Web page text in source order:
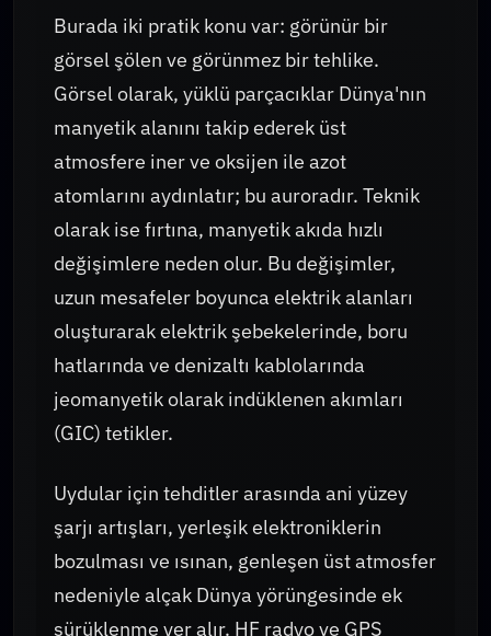
Burada iki pratik konu var: görünür bir
görsel şölen ve görünmez bir tehlike.
Görsel olarak, yüklü parçacıklar Dünya'nın
manyetik alanını takip ederek üst
atmosfere iner ve oksijen ile azot
atomlarını aydınlatır; bu auroradır. Teknik
olarak ise fırtına, manyetik akıda hızlı
değişimlere neden olur. Bu değişimler,
uzun mesafeler boyunca elektrik alanları
oluşturarak elektrik şebekelerinde, boru
hatlarında ve denizaltı kablolarında
jeomanyetik olarak indüklenen akımları
(GIC) tetikler.
Uydular için tehditler arasında ani yüzey
şarjı artışları, yerleşik elektroniklerin
bozulması ve ısınan, genleşen üst atmosfer
nedeniyle alçak Dünya yörüngesinde ek
sürüklenme yer alır. HF radyo ve GPS